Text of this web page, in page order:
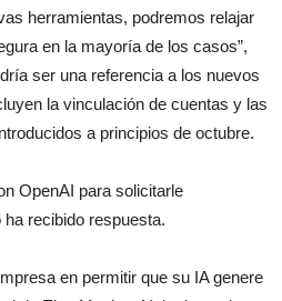
herramientas, podremos relajar
en la mayoría de los casos”,
ser una referencia a los nuevos
la vinculación de cuentas y las
a principios de octubre.
OpenAI para solicitarle
recibido respuesta.
en permitir que su IA genere